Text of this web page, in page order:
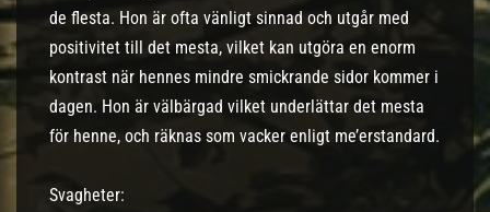
de flesta. Hon är ofta vänligt sinnad och utgår med
positivitet till det mesta, vilket kan utgöra en enorm
kontrast när hennes mindre smickrande sidor kommer i
dagen. Hon är välbärgad vilket underlättar det mesta
för henne, och räknas som vacker enligt me’erstandard.
Svagheter: